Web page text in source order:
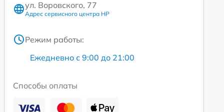
ул. Воровского, 77
Адрес сервисного центра HP
Режим работы:
Ежедневно с 9:00 до 21:00
Способы оплаты